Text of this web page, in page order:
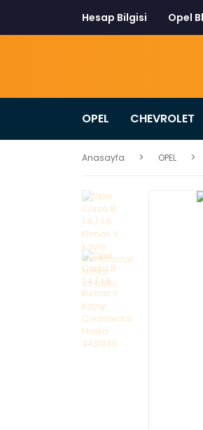
Hesap Bilgisi Opel
OPEL CHEVROLET
Anasayfa OPEL